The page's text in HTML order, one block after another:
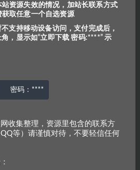
上一篇
scholastic Follow the Directions
资源失效的情况，加站长联系方式
取任意一个自选资源
支持移动设备访问，支付完成后，
角，显示如“立即下载 密码:****” 示
密码： ****
收集整理，资源里包含的联系方
等）请谨慎对待，不要轻信任何